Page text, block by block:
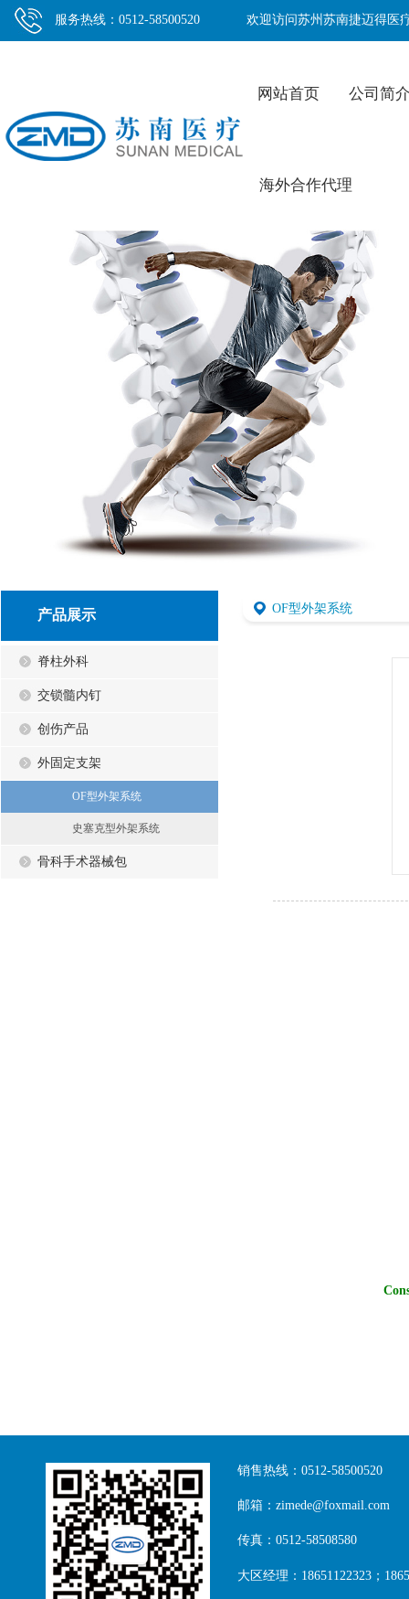
服务热线：0512-58500520 欢迎访问苏州苏南捷迈得医
网站首页 公司简
海外合作代理
产品展示
脊柱外科
交锁髓内钉
创伤产品
外固定支架
OF型外架系统
史塞克型外架系统
骨科手术器械包
OF型外架系统
销售热线：0512-58500520
邮箱：zimede@foxmail.com
传真：0512-58508580
大区经理：18651122323；